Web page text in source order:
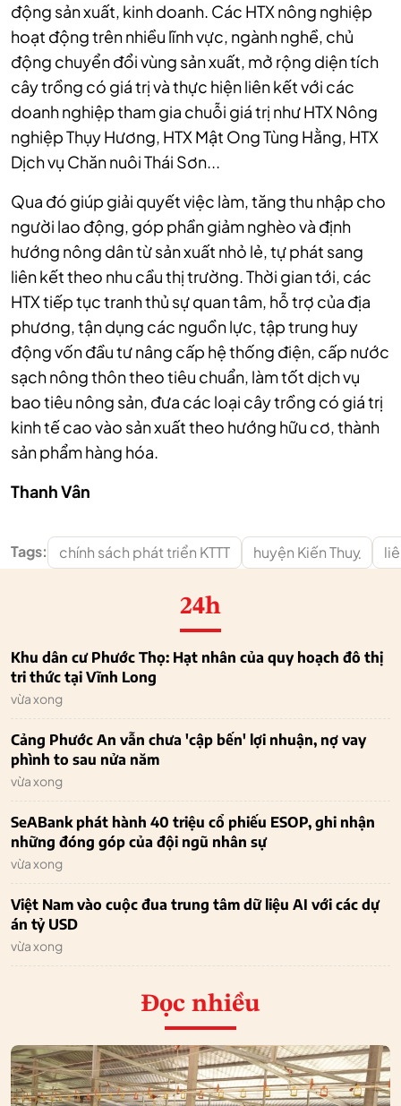
động sản xuất, kinh doanh. Các HTX nông nghiệp
hoạt động trên nhiều lĩnh vực, ngành nghề, chủ
động chuyển đổi vùng sản xuất, mở rộng diện tích
cây trồng có giá trị và thực hiện liên kết với các
doanh nghiệp tham gia chuỗi giá trị như HTX Nông
nghiệp Thụy Hương, HTX Mật Ong Tùng Hằng, HTX
Dịch vụ Chăn nuôi Thái Sơn...
Qua đó giúp giải quyết việc làm, tăng thu nhập cho
người lao động, góp phần giảm nghèo và định
hướng nông dân từ sản xuất nhỏ lẻ, tự phát sang
liên kết theo nhu cầu thị trường. Thời gian tới, các
HTX tiếp tục tranh thủ sự quan tâm, hỗ trợ của địa
phương, tận dụng các nguồn lực, tập trung huy
động vốn đầu tư nâng cấp hệ thống điện, cấp nước
sạch nông thôn theo tiêu chuẩn, làm tốt dịch vụ
bao tiêu nông sản, đưa các loại cây trồng có giá trị
kinh tế cao vào sản xuất theo hướng hữu cơ, thành
sản phẩm hàng hóa.
Thanh Vân
Tags: chính sách phát triển KTTT huyện Kiến Thuỵ
24h
Khu dân cư Phước Thọ: Hạt nhân của quy hoạch đô thị
tri thức tại Vĩnh Long
vừa xong
Cảng Phước An vẫn chưa 'cập bến' lợi nhuận, nợ vay
phình to sau nửa năm
vừa xong
SeABank phát hành 40 triệu cổ phiếu ESOP, ghi nhận
những đóng góp của đội ngũ nhân sự
vừa xong
Việt Nam vào cuộc đua trung tâm dữ liệu AI với các dự
án tỷ USD
vừa xong
Đọc nhiều